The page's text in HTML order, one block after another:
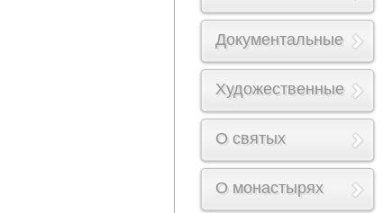
Документальные
Художественные
О святых
О монастырях